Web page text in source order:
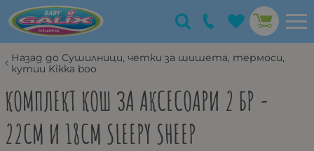
Назад до Сушилници, четки за шишета, термоси,
кутии Kikka boo
КОМПЛЕКТ КОШ ЗА АКСЕСОАРИ 2 БР -
22СМ И 18СМ SLEEPY SHEEP